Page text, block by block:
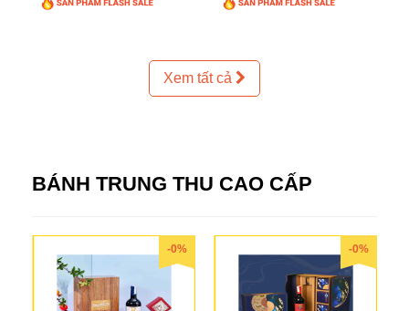
Xem tất cả
BÁNH TRUNG THU CAO CẤP
-0% -0%